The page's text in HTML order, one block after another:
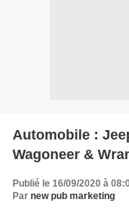
Automobile :
Wagoneer &
Publié le 16/09/2020 à
Par new pub marketing